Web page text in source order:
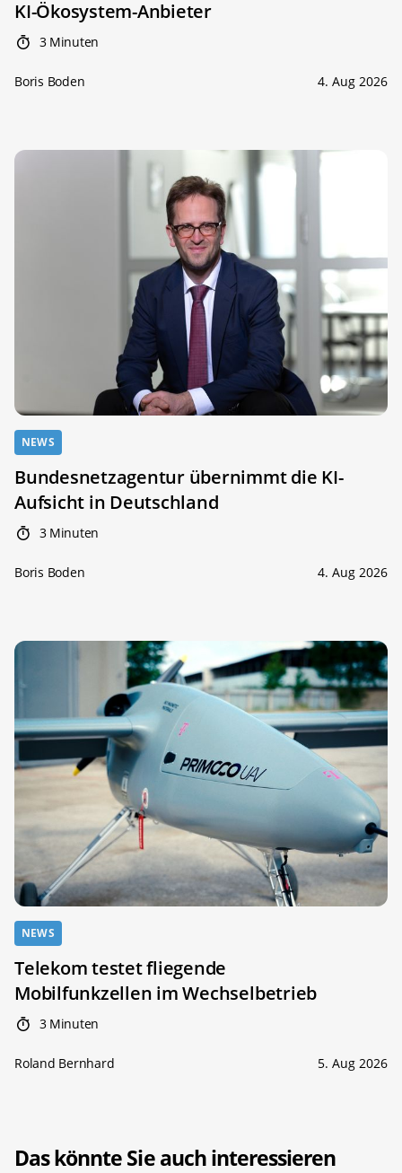
KI-Ökosystem-Anbieter
3 Minuten
Boris Boden 4. Aug 2026
NEWS
Bundesnetzagentur übernimmt die KI-
Aufsicht in Deutschland
3 Minuten
Boris Boden 4. Aug 2026
NEWS
Telekom testet fliegende
Mobilfunkzellen im Wechselbetrieb
3 Minuten
Roland Bernhard 5. Aug 2026
Das könnte Sie auch interessieren